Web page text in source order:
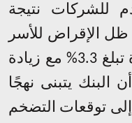
للشركات نتيجة
ظل الإقراض للأسر
مستقرًا عند مستويات فائدة تبلغ 3.3% مع زيادة
يتبنى نهجًا
إلى توقعات التضخم